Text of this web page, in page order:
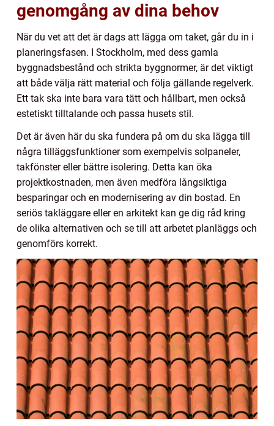
genomgång av dina behov
När du vet att det är dags att lägga om taket, går du in i
planeringsfasen. I Stockholm, med dess gamla
byggnadsbestånd och strikta byggnormer, är det viktigt
att både välja rätt material och följa gällande regelverk.
Ett tak ska inte bara vara tätt och hållbart, men också
estetiskt tilltalande och passa husets stil.
Det är även här du ska fundera på om du ska lägga till
några tilläggsfunktioner som exempelvis solpaneler,
takfönster eller bättre isolering. Detta kan öka
projektkostnaden, men även medföra långsiktiga
besparingar och en modernisering av din bostad. En
seriös takläggare eller en arkitekt kan ge dig råd kring
de olika alternativen och se till att arbetet planläggs och
genomförs korrekt.